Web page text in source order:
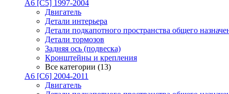
A6 [C5] 1997-2004
Двигатель
Детали интерьера
Детали подкапотного пространства общего
Детали тормозов
Задняя ось (подвеска)
Кронштейны и крепления
Все категории (13)
A6 [C6] 2004-2011
Двигатель